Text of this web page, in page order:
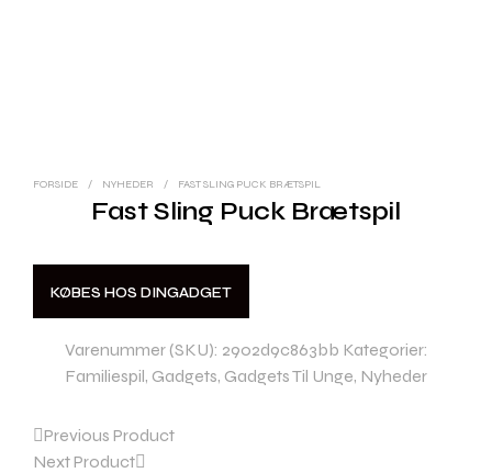
FORSIDE / NYHEDER / FAST SLING PUCK BRÆTSPIL
Fast Sling Puck Brætspil
KØBES HOS DINGADGET
Varenummer (SKU): 2902d9c863bb Kategorier:
Familiespil, Gadgets, Gadgets Til Unge, Nyheder
Previous Product
Next Product